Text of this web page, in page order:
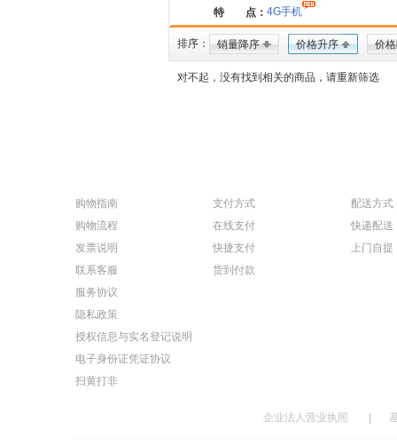
特 点： 4G手机
排序： 销量降序 价格升序 价
对不起，没有找到相关的商品，请重新筛选
购物指南
购物流程
发票说明
联系客服
服务协议
隐私政策
授权信息与实名登记说明
电子身份证凭证协议
扫黄打非
支付方式
在线支付
快捷支付
货到付款
配送方式
快递配送
上门自提
企业法人营业执照